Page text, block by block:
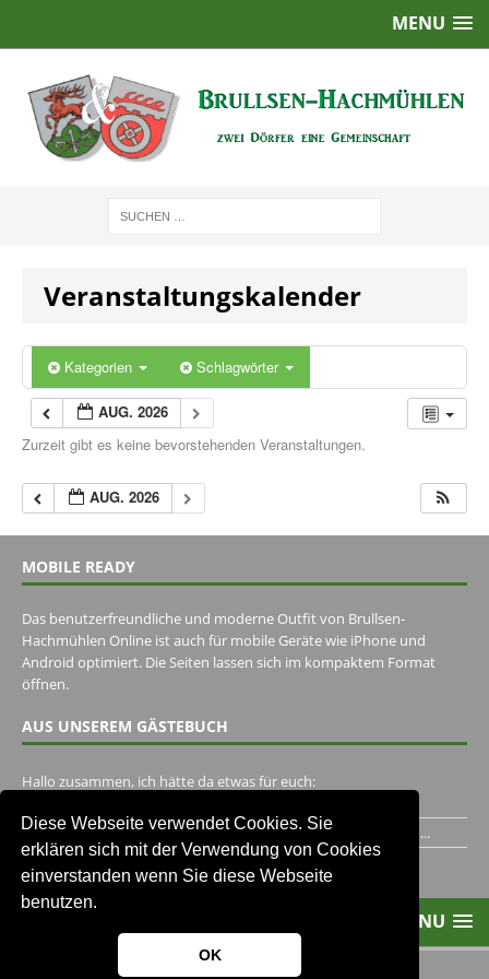
Diese Webseite verwendet Cookies. Sie
erklären sich mit der Verwendung von Cookies
einverstanden wenn Sie diese Webseite
benutzen.
OK
MENU
Veranstaltungskalender
Kategorien Schlagwörter
AUG. 2026
Zurzeit gibt es keine bevorstehenden Veranstaltungen.
AUG. 2026
MOBILE READY
Das benutzerfreundliche und moderne Outfit von Brullsen-
Hachmühlen Online ist auch für mobile Geräte wie iPhone und
Android optimiert. Die Seiten lassen sich im kompaktem Format
öffnen.
AUS UNSEREM GÄSTEBUCH
Hallo zusammen, ich hätte da etwas für euch:
Ich habe ein Jahr im Gasthaus Hugo Pape verbracht..Habe ihn...
Unser Gästebuch besuchen
MENU